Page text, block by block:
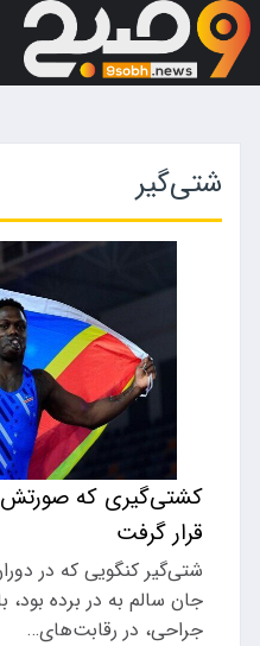
شتی‌گیر
کشتی‌گیری که
قرار گرفت
شتی‌گیر کنگویی که در
جان سالم به در برده بود،
جراحی، در رقابت‌های…